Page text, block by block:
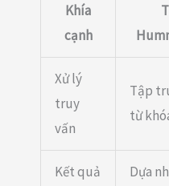
Khía
cạnh
Xử lý
truy
vấn
Tập
từ
Kết quả
Dựa